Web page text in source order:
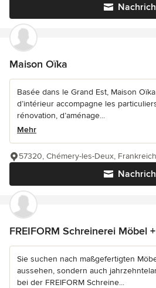
Maison Oïka
Basée dans le Grand Est, Maison
d’intérieur accompagne les
rénovation, d’aménage...
Mehr
57320, Chémery-les-Deux, Frankreich
FREIFORM Schreinerei Möbel
Sie suchen nach maßgefertigten
aussehen, sondern auch
bei der FREIFORM Schreine...